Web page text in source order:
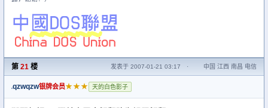
第 21 楼 发表于 2007-01-21 03:17 · 中国 江西 南昌 电信
qzwqzw银牌会员★★★ 天的白色影子